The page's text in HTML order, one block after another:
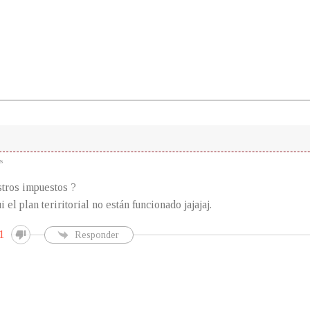
impuestos ?
el plan teriritorial no están funcionado jajajaj.
Responder